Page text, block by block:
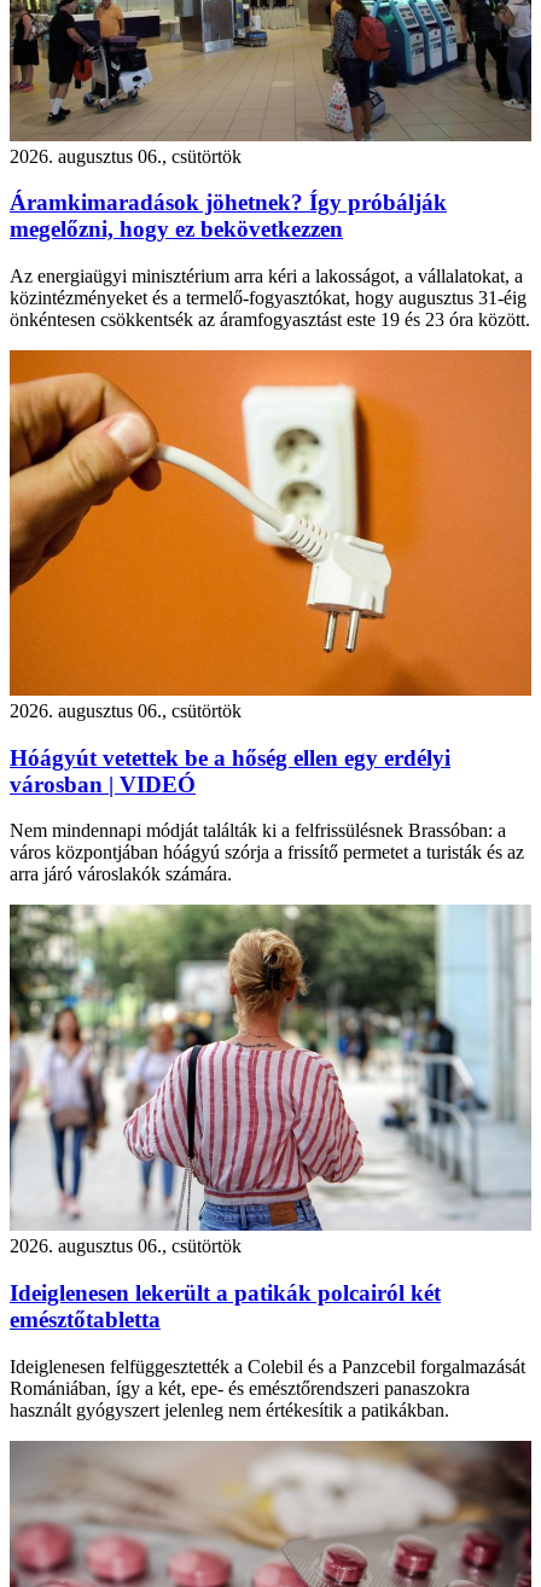
2026. augusztus 06., csütörtök
Áramkimaradások jöhetnek? Így próbálják
megelőzni, hogy ez bekövetkezzen
Az energiaügyi minisztérium arra kéri a lakosságot, a vállalatokat, a
közintézményeket és a termelő-fogyasztókat, hogy augusztus 31-éig
önkéntesen csökkentsék az áramfogyasztást este 19 és 23 óra között.
2026. augusztus 06., csütörtök
Hóágyút vetettek be a hőség ellen egy erdélyi
városban | VIDEÓ
Nem mindennapi módját találták ki a felfrissülésnek Brassóban: a
város központjában hóágyú szórja a frissítő permetet a turisták és az
arra járó városlakók számára.
2026. augusztus 06., csütörtök
Ideiglenesen lekerült a patikák polcairól két
emésztőtabletta
Ideiglenesen felfüggesztették a Colebil és a Panzcebil forgalmazását
Romániában, így a két, epe- és emésztőrendszeri panaszokra
használt gyógyszert jelenleg nem értékesítik a patikákban.